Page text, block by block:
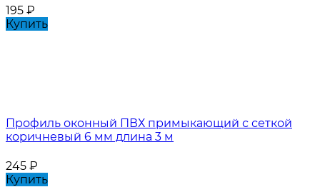
195 ₽
Купить
Профиль оконный ПВХ примыкающий с сеткой
коричневый 6 мм длина 3 м
245 ₽
Купить